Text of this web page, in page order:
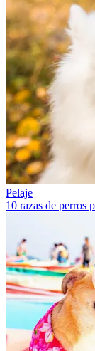
Pelaje
10 razas de perros